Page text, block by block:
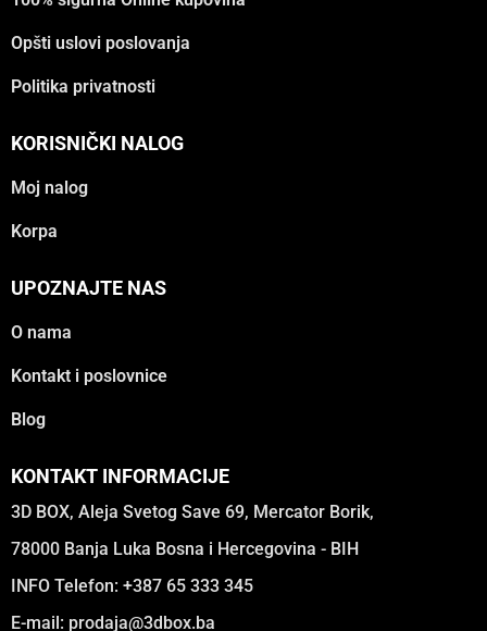
Opšti uslovi poslovanja
Politika privatnosti
KORISNIČKI NALOG
Moj nalog
Korpa
UPOZNAJTE NAS
O nama
Kontakt i poslovnice
Blog
KONTAKT INFORMACIJE
3D BOX, Aleja Svetog Save 69, Mercator Borik,
78000 Banja Luka Bosna i Hercegovina - BIH
INFO Telefon: +387 65 333 345
E-mail: prodaja@3dbox.ba